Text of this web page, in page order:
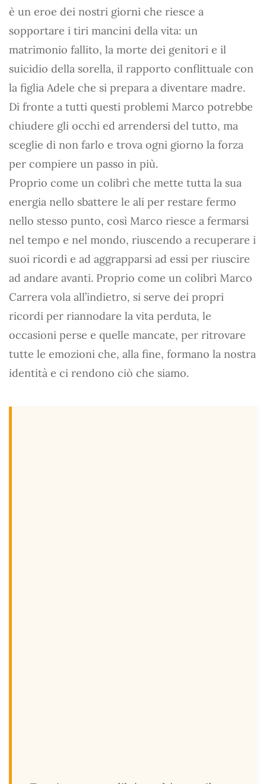
è un eroe dei nostri giorni che riesce a
sopportare i tiri mancini della vita: un
matrimonio fallito, la morte dei genitori e il
suicidio della sorella, il rapporto conflittuale con
la figlia Adele che si prepara a diventare madre.
Di fronte a tutti questi problemi Marco potrebbe
chiudere gli occhi ed arrendersi del tutto, ma
sceglie di non farlo e trova ogni giorno la forza
per compiere un passo in più.
Proprio come un colibrì che mette tutta la sua
energia nello sbattere le ali per restare fermo
nello stesso punto, così Marco riesce a fermarsi
nel tempo e nel mondo, riuscendo a recuperare i
suoi ricordi e ad aggrapparsi ad essi per riuscire
ad andare avanti. Proprio come un colibrì Marco
Carrera vola all’indietro, si serve dei propri
ricordi per riannodare la vita perduta, le
occasioni perse e quelle mancate, per ritrovare
tutte le emozioni che, alla fine, formano la nostra
identità e ci rendono ciò che siamo.